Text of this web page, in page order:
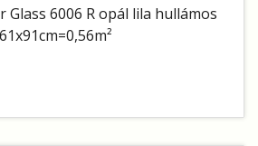
Glass 6006 R opál lila hullámos
61x91cm=0,56m²